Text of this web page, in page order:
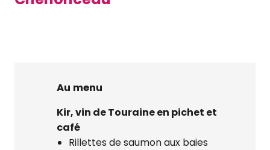
Au menu
Kir, vin de Touraine en pichet et
café
Rillettes de saumon aux baies